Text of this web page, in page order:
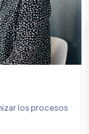
los procesos